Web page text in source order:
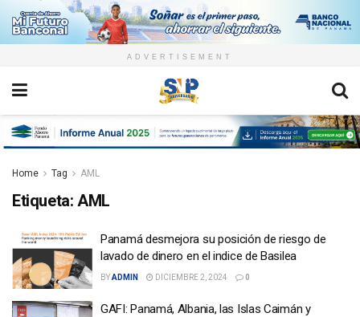
ADVERTISEMENT
Home Tag AML
Etiqueta: AML
Panamá desmejora su posición de riesgo de
lavado de dinero en el indice de Basilea
BYADMIN DICIEMBRE 2, 2024 0
GAFI: Panamá, Albania, las Islas Caimán y